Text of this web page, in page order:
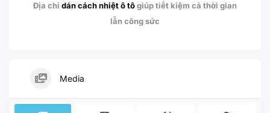
Địa chỉ dán cách nhiệt ô tôgiúp tiết kiệm cả thời gian
lẫn công sức
Media